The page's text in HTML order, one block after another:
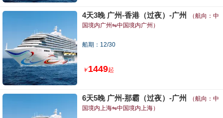
4天3晚 广州-香港（过夜）-广州
（航向：中
国境内广州⇋中国境内广州）
船期：12/30
￥1449起
6天5晚 广州-那霸（过夜）-广州
（航向：中
国境内上海⇋中国境内上海）